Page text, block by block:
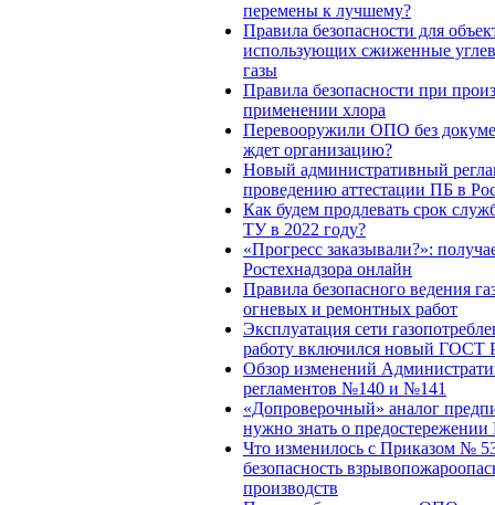
перемены к лучшему?
Правила безопасности для
использующих сжиженные
газы
Правила безопасности при
применении хлора
Перевооружили ОПО без
ждет организацию?
Новый административный
проведению аттестации ПБ в
Как будем продлевать срок
ТУ в 2022 году?
«Прогресс заказывали?»:
Ростехнадзора онлайн
Правила безопасного ведения
огневых и ремонтных работ
Эксплуатация сети
работу включился новый ГОСТ
Обзор изменений
регламентов №140 и №141
«Допроверочный» аналог
нужно знать о
Что изменилось с Приказом №
безопасность
производств